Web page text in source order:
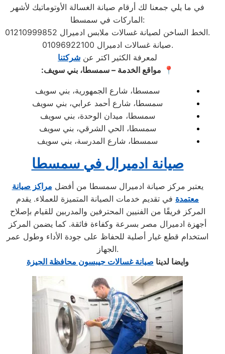
في ما يلي جمعنا لك أرقام صيانة الغسالة الأوتوماتيك لأشهر
الماركات في سمسطا:
الخط الساخن لصيانة غسالات ملابس ادميرال 01210999852.
صيانة غسالات ادميرال 01096922100.
لمعرفة الكثير اكتر عن شركتنا
📍 مواقع الخدمة – سمسطا، بني سويف:
سمسطا، شارع الجمهورية، بني سويف
سمسطا، شارع أحمد عرابي، بني سويف
سمسطا، ميدان الوحدة، بني سويف
سمسطا، الحي الشرقي، بني سويف
سمسطا، شارع المدرسة، بني سويف
صيانة ادميرال في سمسطا
يعتبر مركز صيانة ادميرال سمسطا من أفضل مراكز صيانة
معتمدة في تقديم خدمات الصيانة المتميزة للعملاء. يقدم
المركز فريقًا من الفنيين المحترفين والمدربين للقيام بإصلاح
أجهزة ادميرال مصر بسرعة وكفاءة فائقة. كما يضمن المركز
استخدام قطع غيار أصلية للحفاظ على جودة الأداء وطول عمر
الجهاز.
وايضا لدينا صيانة غسالات جيبسون محافظة الجيزة